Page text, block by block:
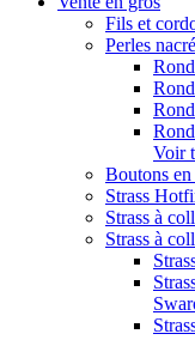
Fils et
Perles
Voir
Boutons en
Strass
Strass à
Strass à